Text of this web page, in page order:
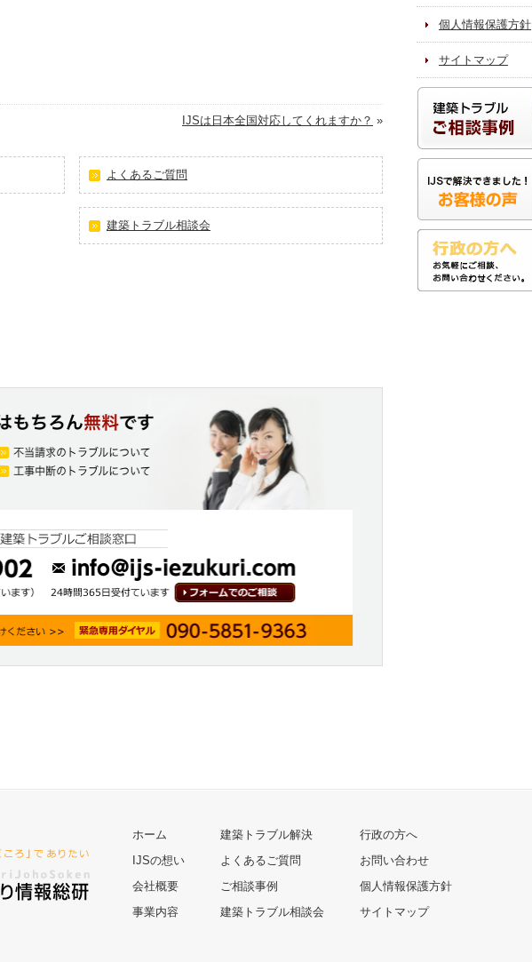
個人情報保護方針
サイトマップ
IJSは日本全国対応してくれますか？ »
よくあるご質問
建築トラブル相談会
ホーム
IJSの想い
会社概要
事業内容
建築トラブル解決
よくあるご質問
ご相談事例
建築トラブル相談会
行政の方へ
お問い合わせ
個人情報保護方針
サイトマップ